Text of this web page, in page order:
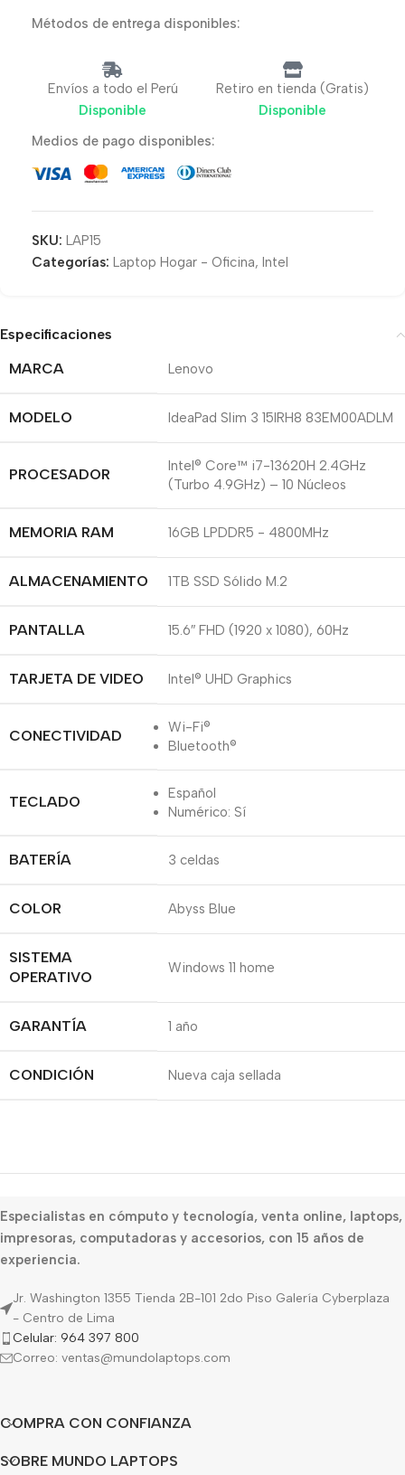
Métodos de entrega disponibles:
Envíos a todo el Perú
Disponible
Retiro en tienda (Gratis)
Disponible
Medios de pago disponibles:
SKU: LAP15
Categorías: Laptop Hogar - Oficina, Intel
Especificaciones
MARCA
Lenovo
MODELO IdeaPad Slim 3 15IRH8 83EM00ADLM
PROCESADOR
Intel® Core™ i7-13620H 2.4GHz
(Turbo 4.9GHz) – 10 Núcleos
MEMORIA RAM 16GB LPDDR5 - 4800MHz
ALMACENAMIENTO 1TB SSD Sólido M.2
PANTALLA 15.6″ FHD (1920 x 1080), 60Hz
TARJETA DE VIDEO Intel® UHD Graphics
CONECTIVIDAD
Wi-Fi®
Bluetooth®
TECLADO
Español
Numérico: Sí
BATERÍA 3 celdas
COLOR Abyss Blue
SISTEMA
OPERATIVO
Windows 11 home
GARANTÍA 1 año
CONDICIÓN Nueva caja sellada
Especialistas en cómputo y tecnología, venta online, laptops,
impresoras, computadoras y accesorios, con 15 años de
experiencia.
Jr. Washington 1355 Tienda 2B-101 2do Piso Galería Cyberplaza
- Centro de Lima
Celular: 964 397 800
Correo: ventas@mundolaptops.com
COMPRA CON CONFIANZA
SOBRE MUNDO LAPTOPS